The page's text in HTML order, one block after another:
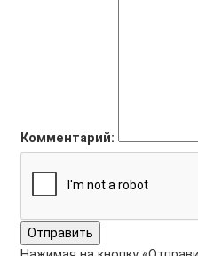
Комментарий:
Отправить